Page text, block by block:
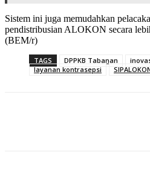
Sistem ini juga memudahkan
pendistribusian ALOKON secara
(BEM/r)
TAGS DPPKB Tabanan
layanan kontrasepsi